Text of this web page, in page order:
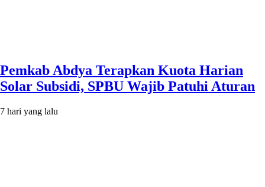
Pemkab Abdya Terapkan Kuota Harian
Solar Subsidi, SPBU Wajib Patuhi Aturan
7 hari yang lalu